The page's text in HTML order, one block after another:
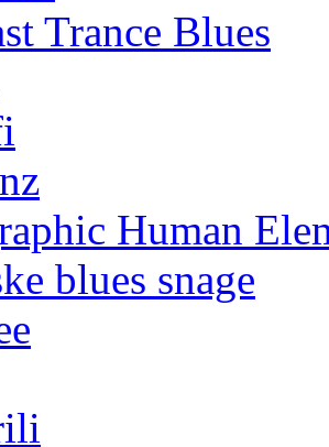
Trance Blues
Human
blues snage